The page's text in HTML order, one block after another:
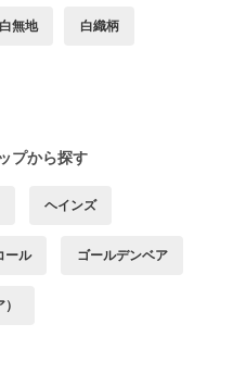
白無地 白織柄
プから探す
ヘインズ
ール ゴールデンベア